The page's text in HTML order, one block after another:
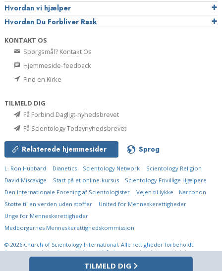
TILMELD DIG
Hvordan vi hjælper
Hvordan Du Forbliver Rask
KONTAKT OS
Spørgsmål? Kontakt Os
Hjemmeside-feedback
Find en Kirke
TILMELD DIG
Få Forbind Dagligt-nyhedsbrevet
Få Scientology Todaynyhedsbrevet
Relaterede hjemmesider Sprog
L. Ron Hubbard Dianetics Scientology Network
Scientology Religion
David Miscavige
Start på et online-kursus
Scientology Frivillige Hjælpere
Den Internationale Forening af Scientologister
Vejen til lykke
Narconon
Støtte til en verden uden stoffer
United for Menneskerettigheder
Unge for Menneskerettigheder
Medborgernes Menneskerettigheds­kommission
© 2026 Church of Scientology International. Alle rettigheder forbeholdt.
Persondatapolitik•Cookie Policy•Vilkår for brug•Juridisk meddelelse